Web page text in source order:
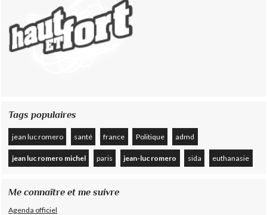
Tags populaires
jean luc romero santé france Politique admd
jean luc romero michel paris jean-luc romero sida euthanasie
Me connaître et me suivre
Agenda officiel